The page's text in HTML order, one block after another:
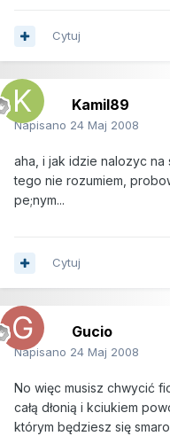
Cytuj
Kamil89
Napisano 24 Maj 2008
aha, i jak idzie nalozyc na
tego nie rozumiem,
pe;nym...
Cytuj
Gucio
Napisano 24 Maj 2008
No więc musisz chwycić
całą dłonią i kciukiem
którym będziesz się